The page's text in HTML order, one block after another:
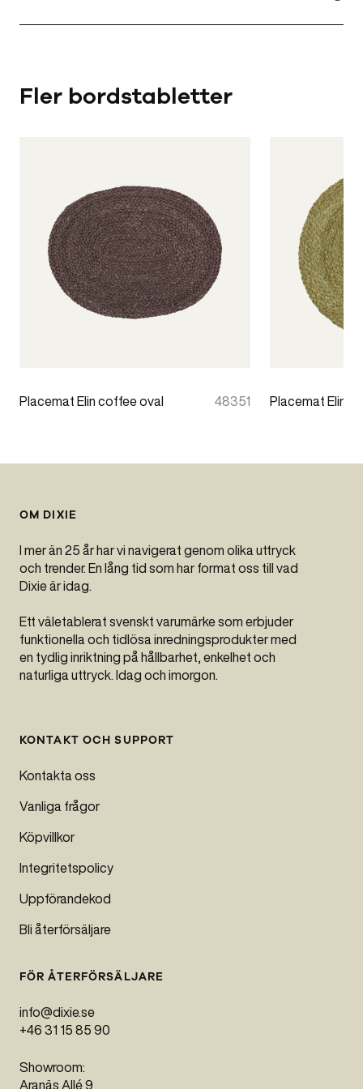
Fler bordstabletter
Placemat Elin coffee oval 48351 Placemat Elin
OM DIXIE
I mer än 25 år har vi navigerat genom olika uttryck
och trender. En lång tid som har format oss till vad
Dixie är idag.
Ett väletablerat svenskt varumärke som erbjuder
funktionella och tidlösa inredningsprodukter med
en tydlig inriktning på hållbarhet, enkelhet och
naturliga uttryck. Idag och imorgon.
KONTAKT OCH SUPPORT
Kontakta oss
Vanliga frågor
Köpvillkor
Integritetspolicy
Uppförandekod
Bli återförsäljare
FÖR ÅTERFÖRSÄLJARE
info@dixie.se
+46 31 15 85 90
Showroom:
Aranäs Allé 9